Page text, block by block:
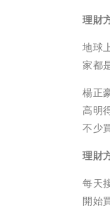
理財
地球
家都
楊正
高明
不少
理財
每天
開始